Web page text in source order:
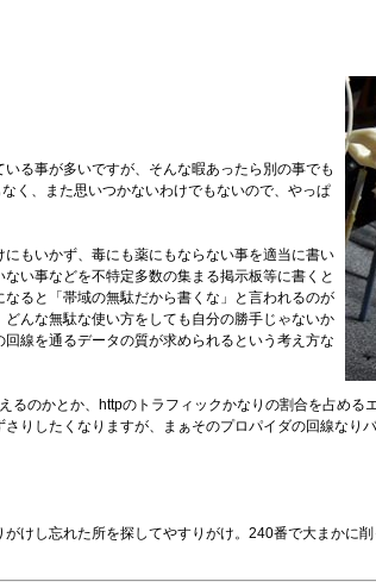
る事が多いですが、そんな暇あったら別の事でも
く、また思いつかないわけでもないので、やっぱ
もいかず、毒にも薬にもならない事を適当に書い
い事などを不特定多数の集まる掲示板等に書くと
ると「帯域の無駄だから書くな」と言われるのが
んな無駄な使い方をしても自分の勝手じゃないか
線を通るデータの質が求められるという考え方な
のかとか、httpのトラフィックかなりの割合を占める
りしたくなりますが、まぁそのプロパイダの回線なり
けし忘れた所を探してやすりがけ。240番で大まかに